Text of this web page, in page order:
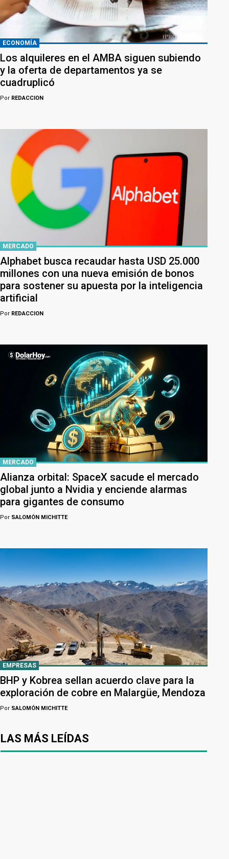
ECONOMÍA
Los alquileres en el AMBA siguen subiendo
y la oferta de departamentos ya se
cuadruplicó
Por REDACCION
MERCADO
Alphabet busca recaudar hasta USD 25.000
millones con una nueva emisión de bonos
para sostener su apuesta por la inteligencia
artificial
Por REDACCION
MERCADO
Alianza orbital: SpaceX sacude el mercado
global junto a Nvidia y enciende alarmas
para gigantes de consumo
Por SALOMÓN MICHITTE
EMPRESAS
BHP y Kobrea sellan acuerdo clave para la
exploración de cobre en Malargüe, Mendoza
Por SALOMÓN MICHITTE
LAS MÁS LEÍDAS